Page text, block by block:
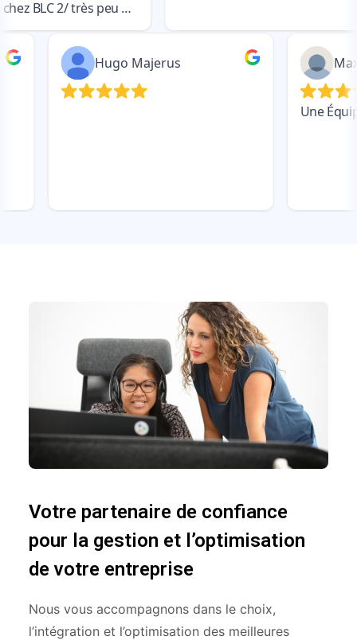
Votre partenaire de confiance
pour la gestion et l’optimisation
de votre entreprise
Nous vous accompagnons dans le choix,
l’intégration et l’optimisation des meilleures